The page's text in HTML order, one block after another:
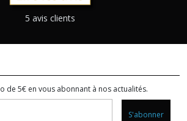
5 avis clients
de 5€ en vous abonnant à nos actualités.
S'abonner